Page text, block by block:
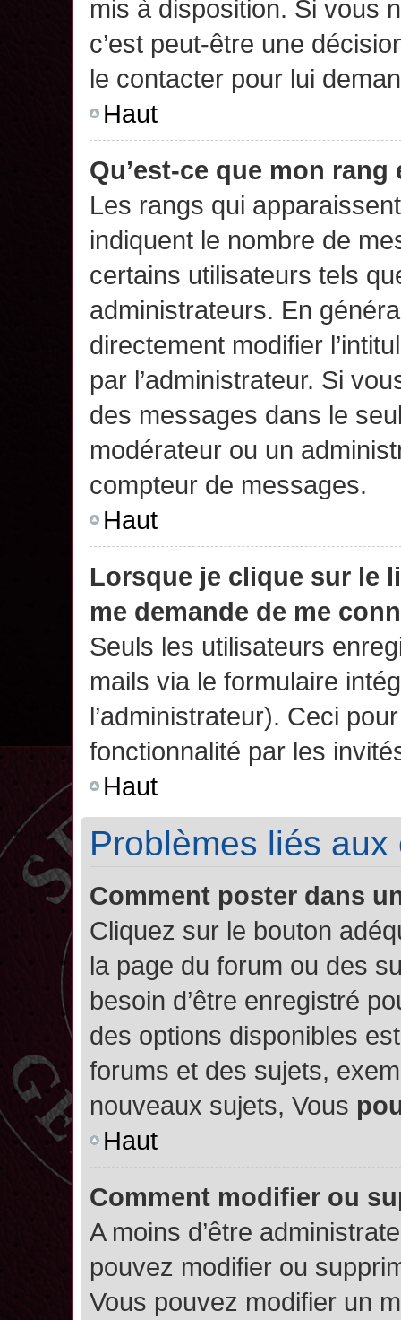
mis à disposition. Si vous
c’est peut-être une
le contacter pour lui
Haut
Qu’est-ce que mon
Les rangs qui
indiquent le nombre de
certains utilisateurs tels
administrateurs. En
directement modifier
par l’administrateur. Si
des messages dans le
modérateur ou un
compteur de messages.
Haut
Lorsque je clique sur le
me demande de me
Seuls les utilisateurs
mails via le formulaire
l’administrateur). Ceci
fonctionnalité par les
Haut
Problèmes liés
Comment poster dans
Cliquez sur le bouton
la page du forum ou des
besoin d’être enregistré
des options disponibles
forums et des sujets,
nouveaux sujets, Vous
Haut
Comment modifier ou
A moins d’être
pouvez modifier ou
Vous pouvez modifier un